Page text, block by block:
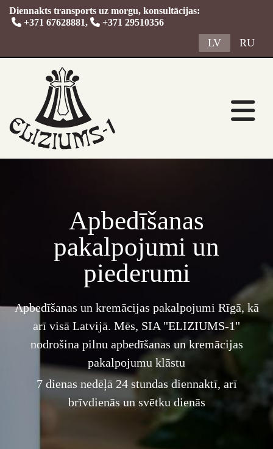
Diennakts transports uz morgu, konsultācijas:
 +371 67628881,  +371 29510356
LV RU
Apbedīšanas
pakalpojumi un
piederumi
Apbedīšanas un kremācijas pakalpojumi Rīgā, kā
arī visā Latvijā. Mēs, SIA "ELIZIUMS-1"
nodrošina pilnu apbedīšanas un kremācijas
pakalpojumu klāstu
7 dienas nedēļā 24 stundas diennaktī, arī
brīvdienās un svētku dienās